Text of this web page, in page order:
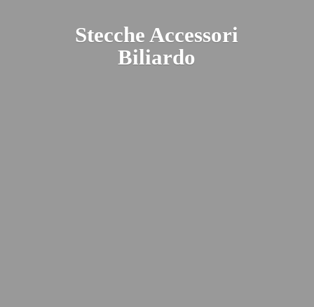
SteccheAccessori
Biliardo